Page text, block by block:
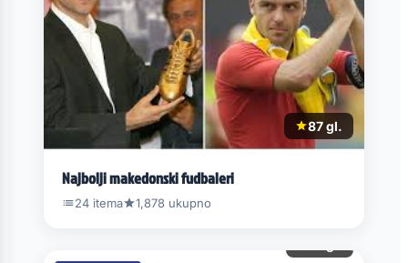
87 gl.
Najbolji makedonski fudbaleri
24 itema 1,878 ukupno